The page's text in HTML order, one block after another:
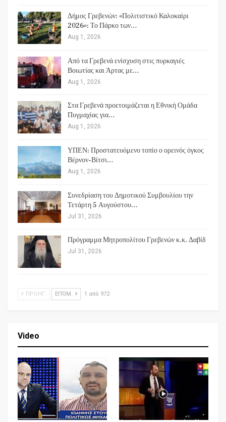
Δήμος Γρεβενών: «Πολιτιστικό Καλοκαίρι
2026»: Το Πάρκο των…
Aug 1, 2026
Από τα Γρεβενά ενίσχυση στις πυρκαγιές
Βοιωτίας και Άρτας με…
Aug 1, 2026
Στα Γρεβενά προετοιμάζεται η Εθνική Ομάδα
Πυγμαχίας για…
Aug 1, 2026
ΥΠΕΝ: Προστατευόμενο τοπίο ο ορεινός όγκος
Βέρνον-Βίτσι…
Aug 1, 2026
Συνεδρίαση του Δημοτικού Συμβουλίου την
Τετάρτη 5 Αυγούστου…
Jul 31, 2026
Πρόγραμμα Μητροπολίτου Γρεβενών κ.κ. Δαβίδ
Jul 31, 2026
ΠΡΟΗΓ. ΕΠΌΜ. 1 από 972
Video